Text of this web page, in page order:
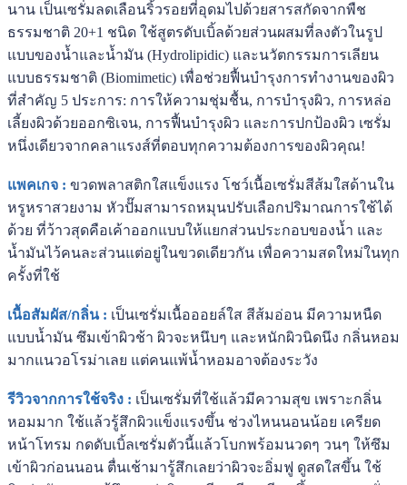
นาน เป็นเซรั่มลดเลือนริ้วรอยที่อุดมไปด้วยสารสกัดจากพืช
ธรรมชาติ 20+1 ชนิด ใช้สูตรดับเบิ้ลด้วยส่วนผสมที่ลงตัวในรูป
แบบของน้ำและน้ำมัน (Hydrolipidic) และนวัตกรรมการเลียน
แบบธรรมชาติ (Biomimetic) เพื่อช่วยฟื้นบำรุงการทำงานของผิว
ที่สำคัญ 5 ประการ: การให้ความชุ่มชื้น, การบำรุงผิว, การหล่อ
เลี้ยงผิวด้วยออกซิเจน, การฟื้นบำรุงผิว และการปกป้องผิว เซรั่ม
หนึ่งเดียวจากคลาแรงส์ที่ตอบทุกความต้องการของผิวคุณ!
แพคเกจ : ขวดพลาสติกใสแข็งแรง โชว์เนื้อเซรั่มสีส้มใสด้านใน
หรูหราสวยงาม หัวปั๊มสามารถหมุนปรับเลือกปริมาณการใช้ได้
ด้วย ที่ว้าวสุดคือเค้าออกแบบให้แยกส่วนประกอบของน้ำ และ
น้ำมันไว้คนละส่วนแต่อยู่ในขวดเดียวกัน เพื่อความสดใหม่ในทุก
ครั้งที่ใช้
เนื้อสัมผัส/กลิ่น : เป็นเซรั่มเนื้อออยล์ใส สีส้มอ่อน มีความหนืด
แบบน้ำมัน ซึมเข้าผิวช้า ผิวจะหนึบๆ และหนักผิวนิดนึง กลิ่นหอม
มากแนวอโรม่าเลย แต่คนแพ้น้ำหอมอาจต้องระวัง
รีวิวจากการใช้จริง : เป็นเซรั่มที่ใช้แล้วมีความสุข เพราะกลิ่น
หอมมาก ใช้แล้วรู้สึกผิวแข็งแรงขึ้น ช่วงไหนนอนน้อย เครียด
หน้าโทรม กดดับเบิ้ลเซรั่มตัวนี้แล้วโบกพร้อมนวดๆ วนๆ ให้ซึม
เข้าผิวก่อนนอน ตื่นเช้ามารู้สึกเลยว่าผิวจะอิ่มฟู ดูสดใสขึ้น ใช้